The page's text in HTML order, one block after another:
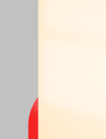
主力
超